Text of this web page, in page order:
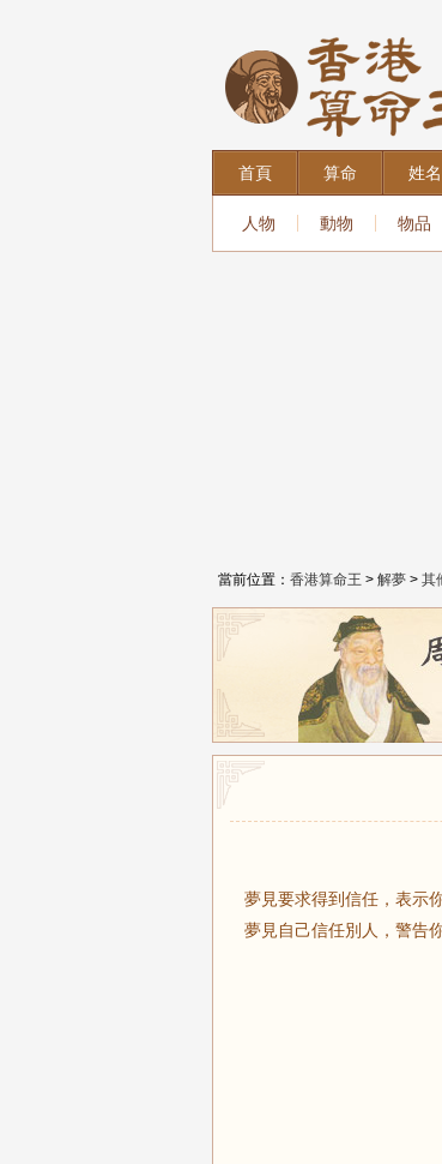
首頁 算命 姓名
人物 動物 物品
當前位置： 香港算命王 > 解夢 > 其
夢見要求得到信任，表示
夢見自己信任別人，警告